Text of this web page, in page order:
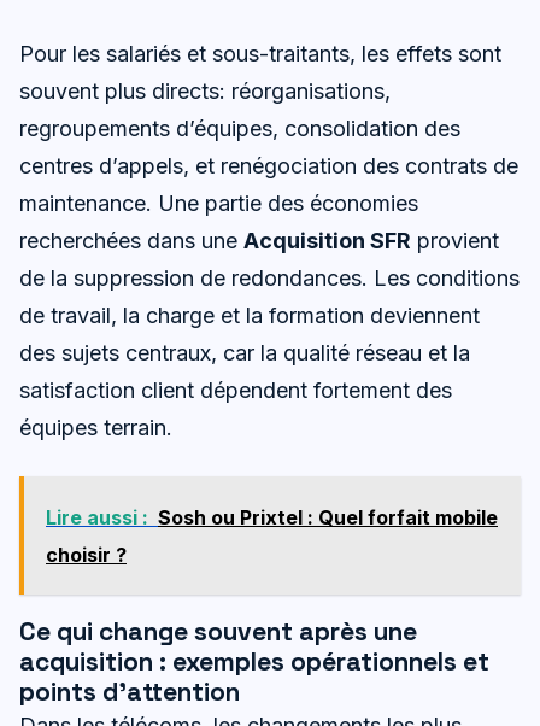
Pour les salariés et sous-traitants, les effets sont
souvent plus directs: réorganisations,
regroupements d’équipes, consolidation des
centres d’appels, et renégociation des contrats de
maintenance. Une partie des économies
recherchées dans une Acquisition SFR provient
de la suppression de redondances. Les conditions
de travail, la charge et la formation deviennent
des sujets centraux, car la qualité réseau et la
satisfaction client dépendent fortement des
équipes terrain.
Lire aussi : Sosh ou Prixtel : Quel forfait mobile
choisir ?
Ce qui change souvent après une
acquisition : exemples opérationnels et
points d’attention